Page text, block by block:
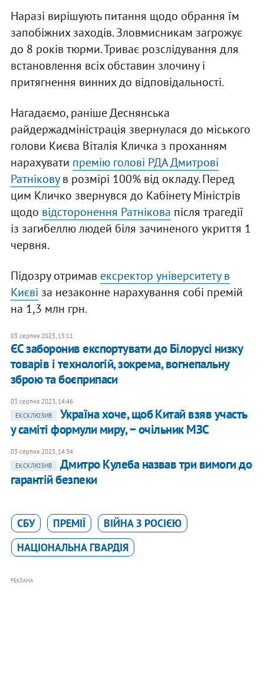
Наразі вирішують питання щодо обрання їм
запобіжних заходів. Зловмисникам загрожує
до 8 років тюрми. Триває розслідування для
встановлення всіх обставин злочину і
притягнення винних до відповідальності.
Нагадаємо, раніше Деснянська
райдержадміністрація звернулася до міського
голови Києва Віталія Кличка з проханням
нарахувати премію голові РДА Дмитрові
Ратніковув розмірі 100% від окладу. Перед
цим Кличко звернувся до Кабінету Міністрів
щодо відсторонення Ратнікова після трагедії
із загибеллю людей біля зачиненого укриття 1
червня.
Підозру отримав ексректор університету в
Києві за незаконне нарахування собі премій
на 1,3 млн грн.
03 серпня 2023, 15:11
​ЄС заборонив експортувати до Білорусі низку
товарів і технологій, зокрема, вогнепальну
зброю та боєприпаси
03 серпня 2023, 14:46
ЕКСКЛЮЗИВ
Україна хоче, щоб Китай взяв участь
у саміті формули миру, − очільник МЗС
03 серпня 2023, 14:34
ЕКСКЛЮЗИВ
Дмитро Кулеба назвав три вимоги до
гарантій безпеки
СБУ ПРЕМІЇ
ВІЙНА З РОСІЄЮ
НАЦІОНАЛЬНА ГВАРДІЯ
РЕКЛАМА